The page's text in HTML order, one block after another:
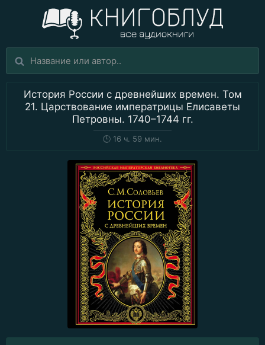
История России с древнейших времен. Том
21. Царствование императрицы Елисаветы
Петровны. 1740–1744 гг.
🕒 16 ч. 59 мин.